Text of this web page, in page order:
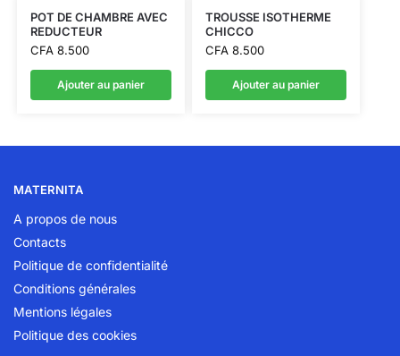
POT DE CHAMBRE AVEC
REDUCTEUR
CFA8.500
Ajouter au panier
TROUSSE ISOTHERME
CHICCO
CFA8.500
Ajouter au panier
MATERNITA
A propos de nous
Contacts
Politique de confidentialité
Conditions générales
Mentions légales
Politique des cookies